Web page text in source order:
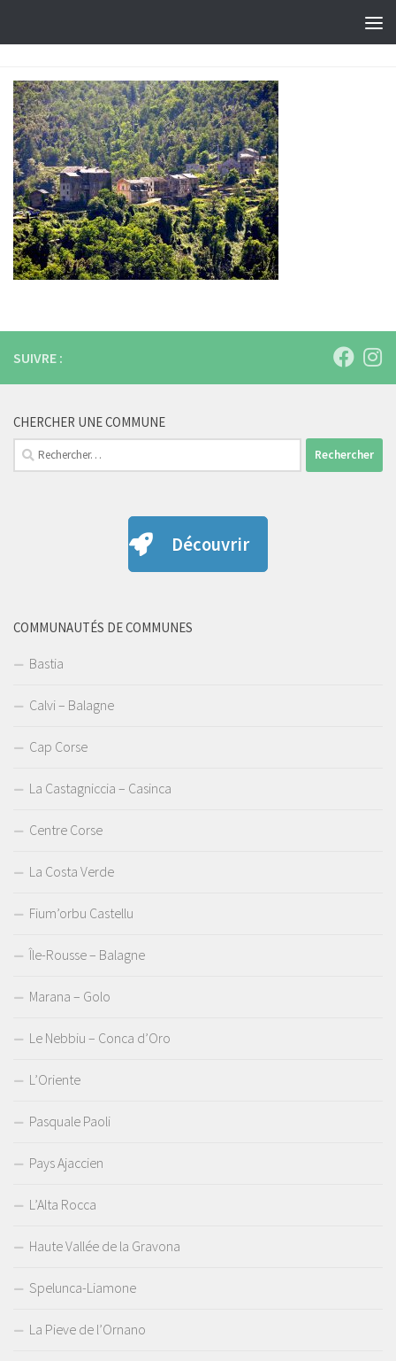
SUIVRE :
CHERCHER UNE COMMUNE
Rechercher :
Découvrir
COMMUNAUTÉS DE COMMUNES
Bastia
Calvi – Balagne
Cap Corse
La Castagniccia – Casinca
Centre Corse
La Costa Verde
Fium’orbu Castellu
Île-Rousse – Balagne
Marana – Golo
Le Nebbiu – Conca d’Oro
L’Oriente
Pasquale Paoli
Pays Ajaccien
L’Alta Rocca
Haute Vallée de la Gravona
Spelunca-Liamone
La Pieve de l’Ornano